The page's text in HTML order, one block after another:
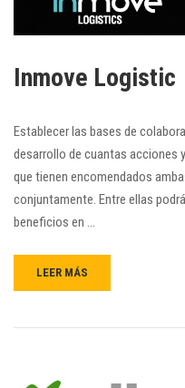
Inmove Logistic
Establecer las bases de
desarrollo de cuantas acciones
que tienen encomendados
conjuntamente. Entre ellas
beneficios en …
LEER MÁS